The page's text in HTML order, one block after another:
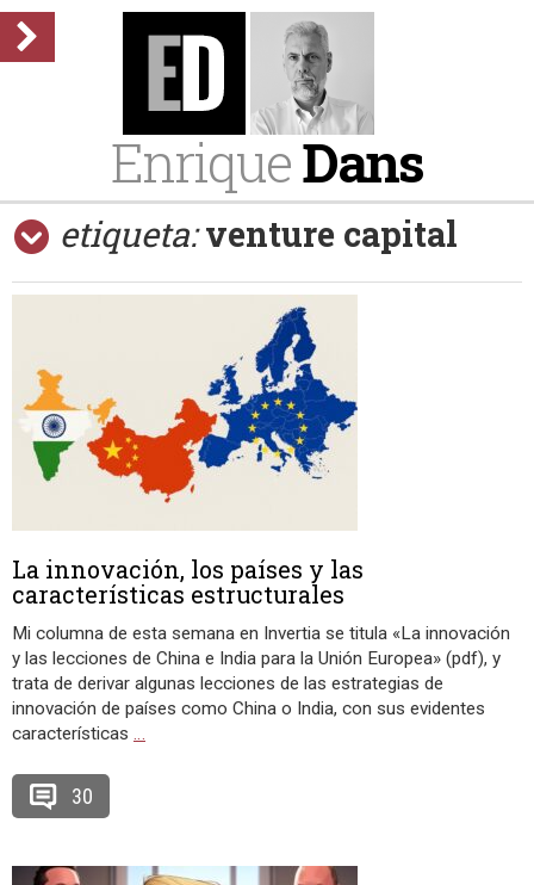
EnriqueDans
etiqueta: venture capital
La innovación, los países y las
características estructurales
Mi columna de esta semana en Invertia se titula «La innovación
y las lecciones de China e India para la Unión Europea» (pdf), y
trata de derivar algunas lecciones de las estrategias de
innovación de países como China o India, con sus evidentes
características …
30